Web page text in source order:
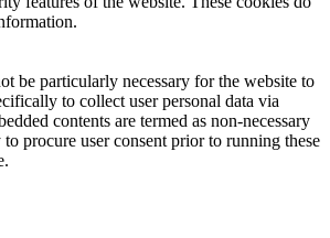
be particularly necessary for the website to
to collect user personal data via
contents are termed as non-necessary
procure user consent prior to running these